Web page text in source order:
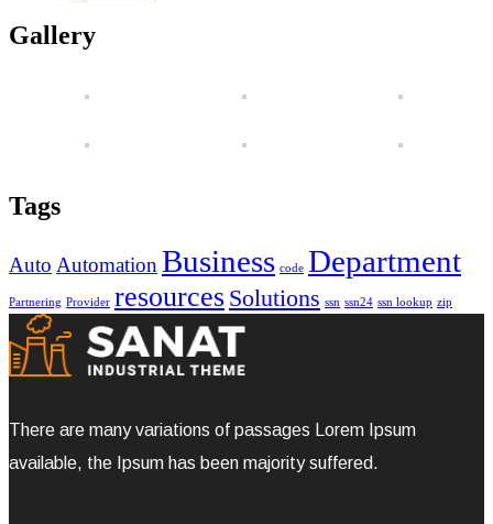
Gallery
Tags
Auto Automation Business code Department
Partnering Provider resources Solutions ssn ssn24 ssn lookup zip
There are many variations of passages Lorem Ipsum
available, the Ipsum has been majority suffered.